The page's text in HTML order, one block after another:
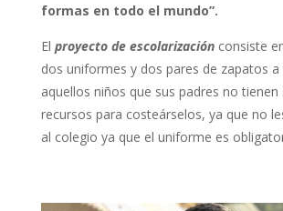
formas en todo el mundo”.
El proyecto de escolarizaciónconsiste
dos uniformes y dos pares de zapatos
aquellos niños que sus padres no tienen
recursos para costeárselos, ya que no
al colegio ya que el uniforme es